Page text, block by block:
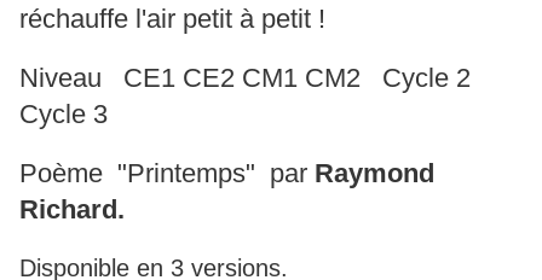
réchauffe l'air petit à petit !
Niveau CE1 CE2 CM1 CM2 Cycle 2
Cycle 3
Poème "Printemps" par Raymond
Richard.
Disponible en 3 versions.